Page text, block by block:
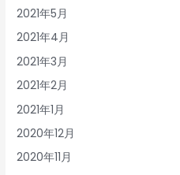
2021年5月
2021年4月
2021年3月
2021年2月
2021年1月
2020年12月
2020年11月